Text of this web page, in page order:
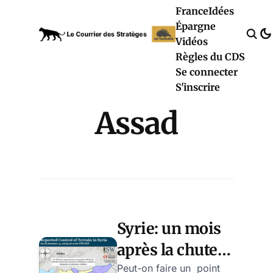
FranceIdées
Épargne
Vidéos
Règles du CDS
Se connecter
S'inscrire
Assad
Syrie: un mois
après la chute
Peut-on faire un point